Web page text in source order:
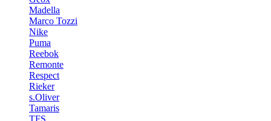
Madella
Marco Tozzi
Nike
Puma
Reebok
Remonte
Respect
Rieker
s.Oliver
Tamaris
TFS